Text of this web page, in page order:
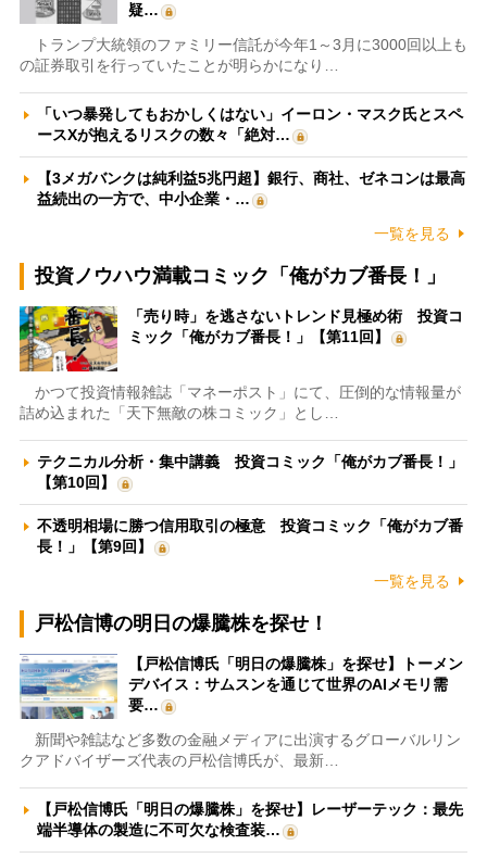
疑…
トランプ大統領のファミリー信託が今年1～3月に3000回以上も
の証券取引を行っていたことが明らかになり…
「いつ暴発してもおかしくはない」イーロン・マスク氏とスペ
ースXが抱えるリスクの数々「絶対…
【3メガバンクは純利益5兆円超】銀行、商社、ゼネコンは最高
益続出の一方で、中小企業・…
一覧を見る
投資ノウハウ満載コミック「俺がカブ番長！」
「売り時」を逃さないトレンド見極め術 投資コ
ミック「俺がカブ番長！」【第11回】
かつて投資情報雑誌「マネーポスト」にて、圧倒的な情報量が
詰め込まれた「天下無敵の株コミック」とし…
テクニカル分析・集中講義 投資コミック「俺がカブ番長！」
【第10回】
不透明相場に勝つ信用取引の極意 投資コミック「俺がカブ番
長！」【第9回】
一覧を見る
戸松信博の明日の爆騰株を探せ！
【戸松信博氏「明日の爆騰株」を探せ】トーメン
デバイス：サムスンを通じて世界のAIメモリ需
要…
新聞や雑誌など多数の金融メディアに出演するグローバルリン
クアドバイザーズ代表の戸松信博氏が、最新…
【戸松信博氏「明日の爆騰株」を探せ】レーザーテック：最先
端半導体の製造に不可欠な検査装…